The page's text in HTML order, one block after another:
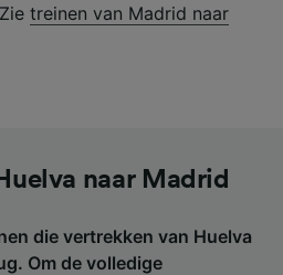
treinen van Madrid naar
naar Madrid
die vertrekken van Huelva
Om de volledige